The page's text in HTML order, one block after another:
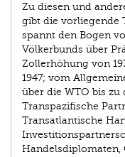
Zu diesen und
gibt die vorliegende
spannt den Bogen
Völkerbunds über
Zollerhöhung von
1947; vom
über die WTO bis zu
Transpazifische
Transatlantische
Handelsdiplomaten,